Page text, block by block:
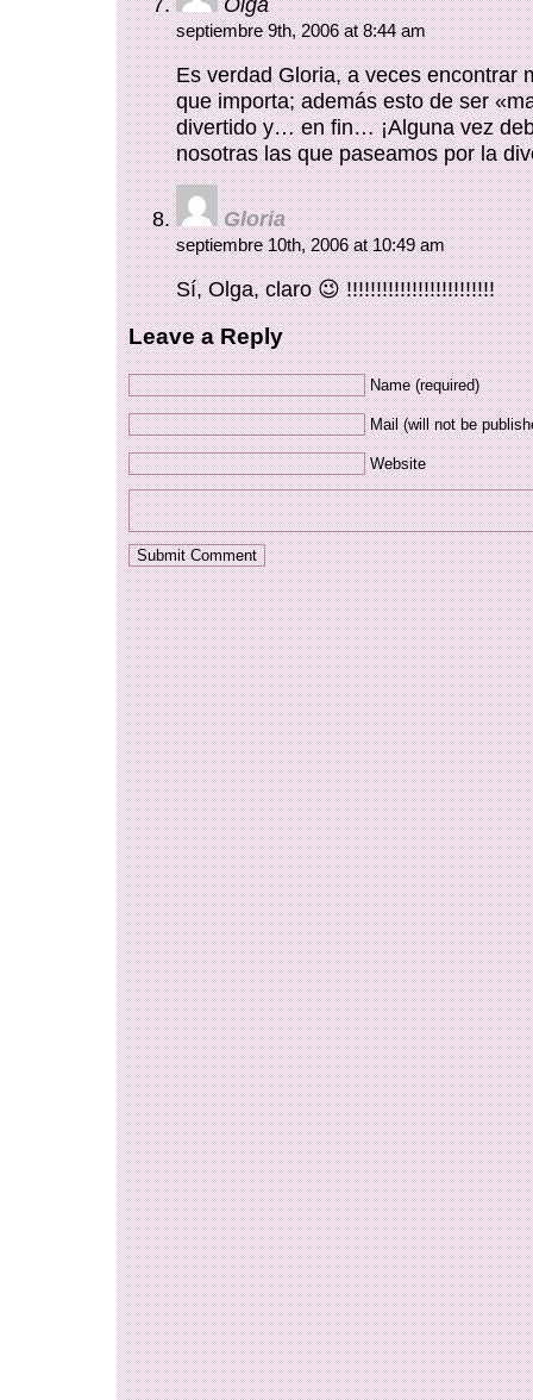
septiembre 9th, 2006 at 8:44 am
Es verdad Gloria, a veces encontrar
que importa; además esto de ser
divertido y… en fin… ¡Alguna vez
nosotras las que paseamos por la
Gloria
septiembre 10th, 2006 at 10:49 am
Sí, Olga, claro 😉 !!!!!!!!!!!!!!!!!!!!!!!!!
Leave a Reply
Name (required)
Mail (will not be
Website